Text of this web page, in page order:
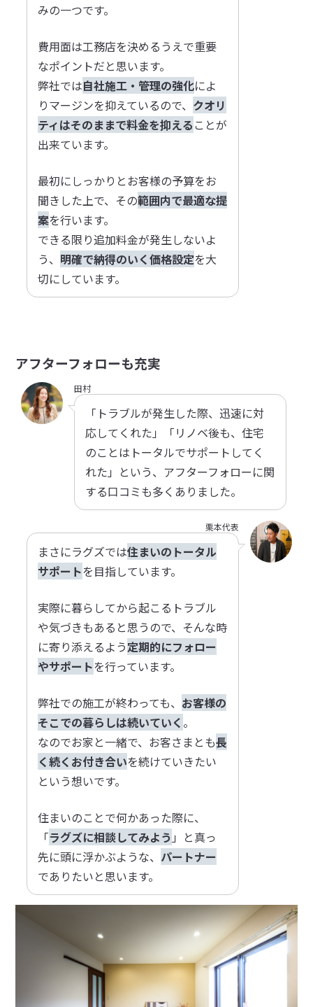
みの一つです。
費用面は工務店を決めるうえで重要
なポイントだと思います。
弊社では自社施工・管理の強化によ
りマージンを抑えているので、 クオリ
ティはそのままで料金を抑える ことが
出来ています。
最初にしっかりとお客様の予算をお
聞きした上で、その範囲内で最適な提
案を行います。
できる限り追加料金が発生しないよ
う、 明確で納得のいく価格設定を大
切にしています。
アフターフォローも充実
田村
「トラブルが発生した際、迅速に対
応してくれた」「リノベ後も、住宅
のことはトータルでサポートしてく
れた」という、アフターフォローに関
する口コミも多くありました。
栗本代表
まさにラグズでは住まいのトータル
サポートを目指しています。
実際に暮らしてから起こるトラブル
や気づきもあると思うので、そんな時
に寄り添えるよう定期的にフォロー
やサポートを行っています。
弊社での施工が終わっても、 お客様の
そこでの暮らしは続いていく 。
なのでお家と一緒で、お客さまとも長
く続くお付き合いを続けていきたい
という想いです。
住まいのことで何かあった際に、
「ラグズに相談してみよう 」と真っ
先に頭に浮かぶような、 パートナー
でありたいと思います。